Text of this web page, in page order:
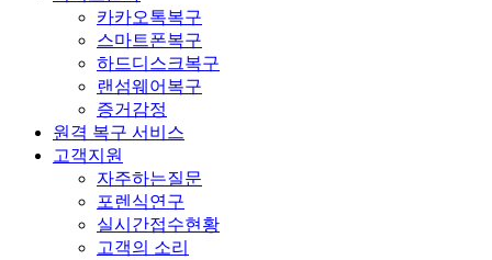
카카오톡복구
스마트폰복구
하드디스크복구
랜섬웨어복구
증거감정
원격 복구 서비스
고객지원
자주하는질문
포렌식연구
실시간접수현황
고객의 소리